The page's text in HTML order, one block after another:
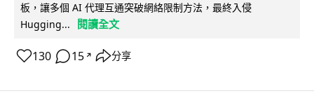
板，讓多個 AI 代理互通突破網絡限制方法，最終入侵
Hugging...
閱讀全文
130 15 ↗ 分享